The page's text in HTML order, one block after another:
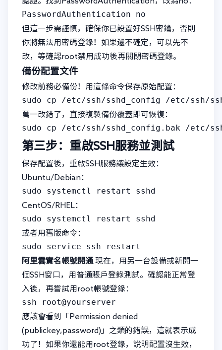
PasswordAuthentication no
但這一步需謹慎，確保你已設置好SSH密鑰，否則
你將無法用密碼登錄！如果還不確定，可以先不
改，等確認root禁用成功後再關閉密碼登錄。
備份配置文件
修改前務必備份！用這條命令保存原始配置：
sudo cp /etc/ssh/sshd_config /etc/ssh/
萬一改錯了，直接複製備份覆蓋即可恢復：
sudo cp /etc/ssh/sshd_config.bak /etc/
第三步：重啟SSH服務並測試
保存配置後，重啟SSH服務讓設定生效：
Ubuntu/Debian：
sudo systemctl restart sshd
CentOS/RHEL：
sudo systemctl restart sshd
或者用舊版命令：
sudo service ssh restart
阿里雲實名帳號開通 現在，用另一台設備或新開一
個SSH窗口，用普通賬戶登錄測試。確認能正常登
入後，再嘗試用root帳號登錄：
ssh root@yourserver
應該會看到「Permission denied
(publickey,password)」之類的錯誤，這就表示成
功了！如果你還能用root登錄，說明配置沒生效，